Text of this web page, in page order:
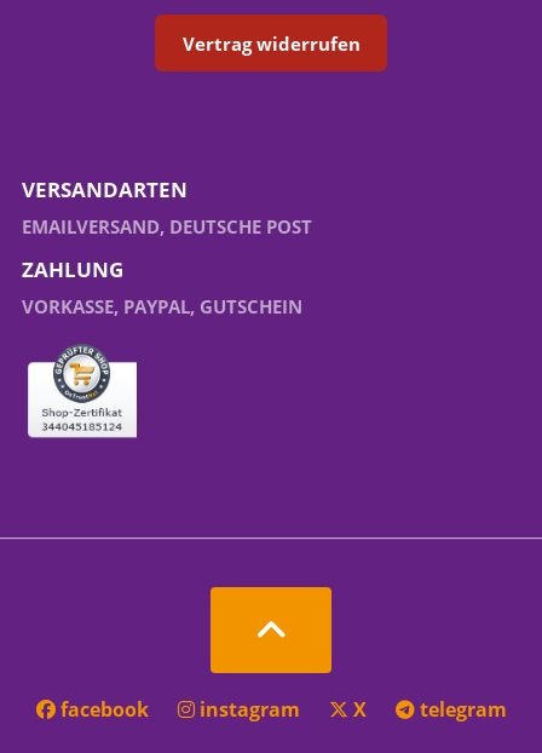
Vertrag widerrufen
VERSANDARTEN
EMAILVERSAND, DEUTSCHE POST
ZAHLUNG
VORKASSE, PAYPAL, GUTSCHEIN
facebook instagram X telegram